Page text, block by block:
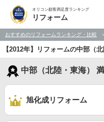
オリコン顧客満足度ランキング
リフォーム
おすすめのリフォームランキング・比較
【2012年】リフォームの中部（
中部（北陸・東海）
旭化成リフォーム